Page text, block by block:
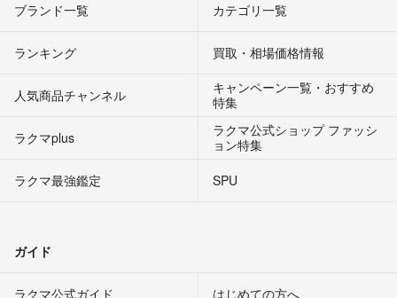
ブランド一覧 カテゴリ一覧
ランキング 買取・相場価格情報
人気商品チャンネル
キャンペーン一覧・おすすめ
特集
ラクマplus
ラクマ公式ショップ ファッシ
ョン特集
ラクマ最強鑑定
SPU
ガイド
ラクマ公式ガイド はじめての方へ